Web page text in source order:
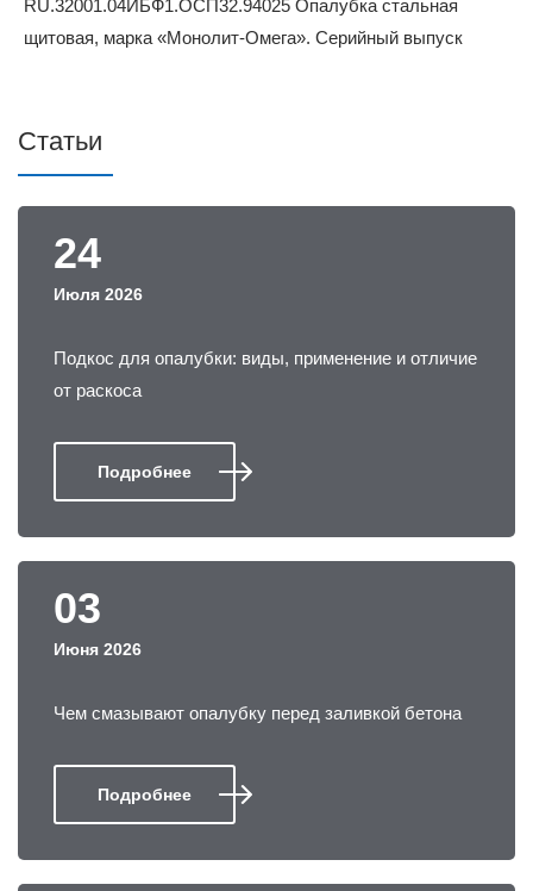
Статьи
24
Июля 2026
Подкос для опалубки: виды, применение и отличие
от раскоса
Подробнее
03
Июня 2026
Чем смазывают опалубку перед заливкой бетона
Подробнее